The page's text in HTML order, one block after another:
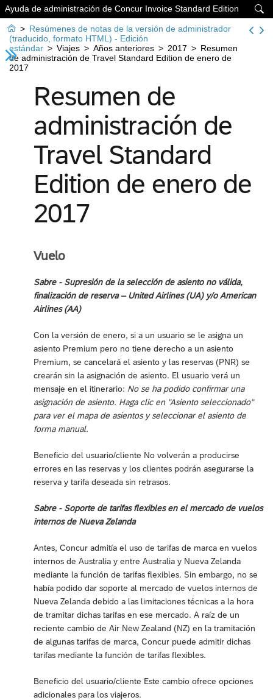

Ayuda de administración de Concur Invoice Standard Edition
 > Resúmenes de notas de la versión de administrador
(traducido, formato HTML) - Edición
estándar > Viajes > Años anteriores > 2017 > Resumen
de administración de Travel Standard Edition de enero de
2017
Resumen de
administración de
Travel Standard
Edition de enero de
2017
Vuelo
Sabre - Supresión de la selección de asiento no válida,
finalización de reserva – United Airlines (UA) y/o American
Airlines (AA)
Con la versión de enero, si a un usuario se le asigna un
asiento Premium pero no tiene derecho a un asiento
Premium, se cancelará el asiento y las reservas (PNR) se
crearán sin la asignación de asiento. El usuario verá un
mensaje en el itinerario: No se ha podido confirmar una
asignación de asiento. Haga clic en "Asiento seleccionado"
para ver el mapa de asientos y seleccionar el asiento de
forma manual.
Beneficio del usuario/cliente No volverán a producirse
errores en las reservas y los clientes podrán asegurarse la
reserva y tarifa deseada sin retrasos.
Sabre - Soporte de tarifas flexibles en el mercado de vuelos
internos de Nueva Zelanda
Antes, Concur admitía el uso de tarifas de marca en vuelos
internos de Australia y entre Australia y Nueva Zelanda
mediante la función de tarifas flexibles. Sin embargo, no se
había podido dar soporte al mercado de vuelos internos de
Nueva Zelanda debido a las limitaciones técnicas a la hora
de tramitar dichas tarifas en ese mercado. A raíz de un
reciente cambio de Air New Zealand (NZ) en la tramitación
de algunas tarifas de marca, Concur puede admitir dichas
tarifas mediante la función de tarifas flexibles.
Beneficio del usuario/cliente Este cambio ofrece opciones
adicionales para los viajeros.